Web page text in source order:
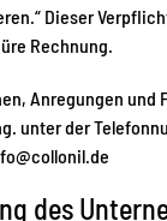
Dieser
Rechnung.
Anregungen und
unter der
des